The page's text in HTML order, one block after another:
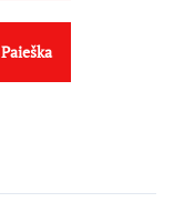
Paieška